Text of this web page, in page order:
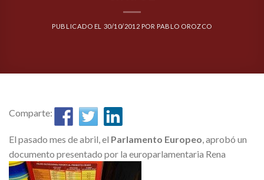
PUBLICADO EL 30/10/2012 POR PABLO OROZCO
Comparte:
El pasado mes de abril, el Parlamento Europeo, aprobó un
documento presentado por la europarlamentaria Rena